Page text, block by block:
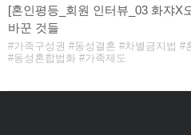
[혼인평등_회원 인터뷰_03 화쟈X
바꾼 것들
가족구성권 동성결혼 차별금지법
동성혼합법화
가족제도